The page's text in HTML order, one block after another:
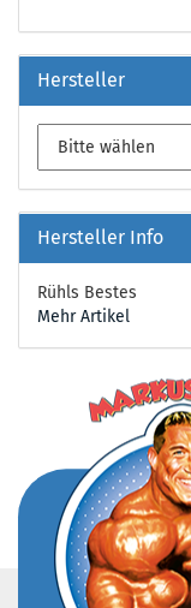
Hersteller
Hersteller Info
Rühls Bestes
Mehr Artikel